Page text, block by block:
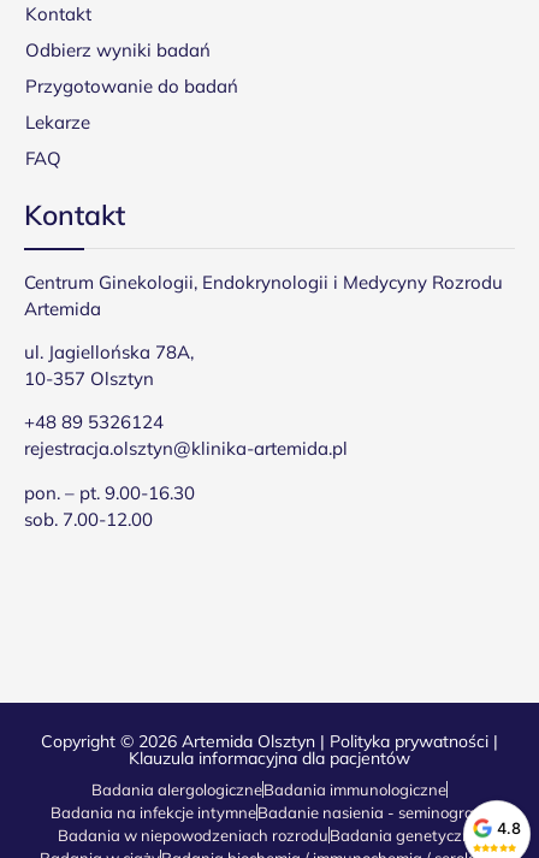
Kontakt
Odbierz wyniki badań
Przygotowanie do badań
Lekarze
FAQ
Kontakt
Centrum Ginekologii, Endokrynologii i Medycyny Rozrodu
Artemida
ul. Jagiellońska 78A,
10-357 Olsztyn
+48 89 5326124
rejestracja.olsztyn@klinika-artemida.pl
pon. – pt. 9.00-16.30
sob. 7.00-12.00
Copyright © 2026 Artemida Olsztyn | Polityka prywatności |
Klauzula informacyjna dla pacjentów
Badania alergologiczneBadania immunologiczne
Badania na infekcje intymneBadanie nasienia - seminogram
Badania w niepowodzeniach rozroduBadania genetyczne
4.8